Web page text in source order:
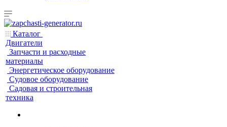
Каталог
Двигатели
Запчасти и расходные
материалы
Энергетическое оборудование
Судовое оборудование
Садовая и строительная
техника